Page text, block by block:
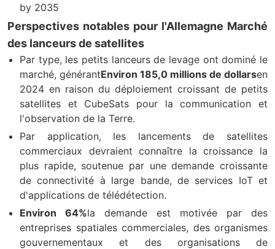
by 2035
Perspectives notables pour l'Allemagne Marché
des lanceurs de satellites
Par type, les petits lanceurs de levage ont dominé le
marché, générantEnviron 185,0 millions de dollarsen
2024 en raison du déploiement croissant de petits
satellites et CubeSats pour la communication et
l'observation de la Terre.
Par application, les lancements de satellites
commerciaux devraient connaître la croissance la
plus rapide, soutenue par une demande croissante
de connectivité à large bande, de services IoT et
d'applications de télédétection.
Environ 64%la demande est motivée par des
entreprises spatiales commerciales, des organismes
gouvernementaux et des organisations de